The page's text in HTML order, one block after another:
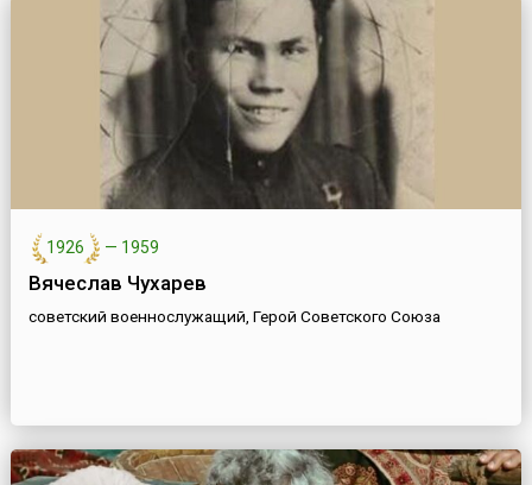
1926 — 1959
Вячеслав Чухарев
советский военнослужащий, Герой Советского Союза